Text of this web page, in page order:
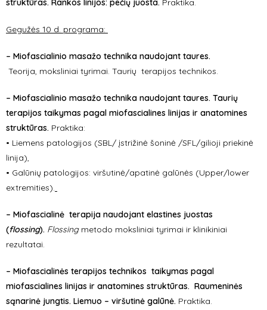
struktūras. Rankos linijos: pečių juosta. Praktika.
Gegužės 10 d. programa:
– Miofascialinio masažo technika naudojant taures.
Teorija, moksliniai tyrimai. Taurių terapijos technikos.
– Miofascialinio masažo technika naudojant taures. Taurių
terapijos taikymas pagal miofascialines linijas ir anatomines
struktūras. Praktika:
• Liemens patologijos (SBL/ įstrižinė šoninė /SFL/gilioji priekinė
linija),
• Galūnių patologijos: viršutinė/apatinė galūnės (Upper/lower
extremities).
– Miofascialinė terapija naudojant elastines juostas
(flossing). Flossingmetodo moksliniai tyrimai ir klinikiniai
rezultatai.
– Miofascialinės terapijos technikos taikymas pagal
miofascialines linijas ir anatomines struktūras. Raumeninės
sąnarinė jungtis. Liemuo – viršutinė galūnė. Praktika.